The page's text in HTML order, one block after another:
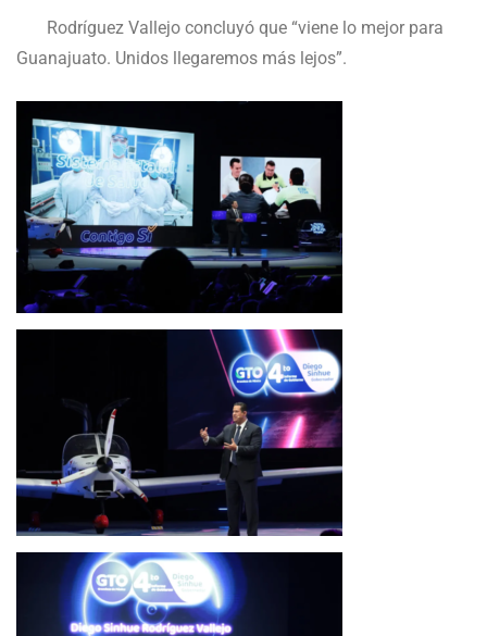
Rodríguez Vallejo concluyó que “viene lo mejor para
Guanajuato. Unidos llegaremos más lejos”.